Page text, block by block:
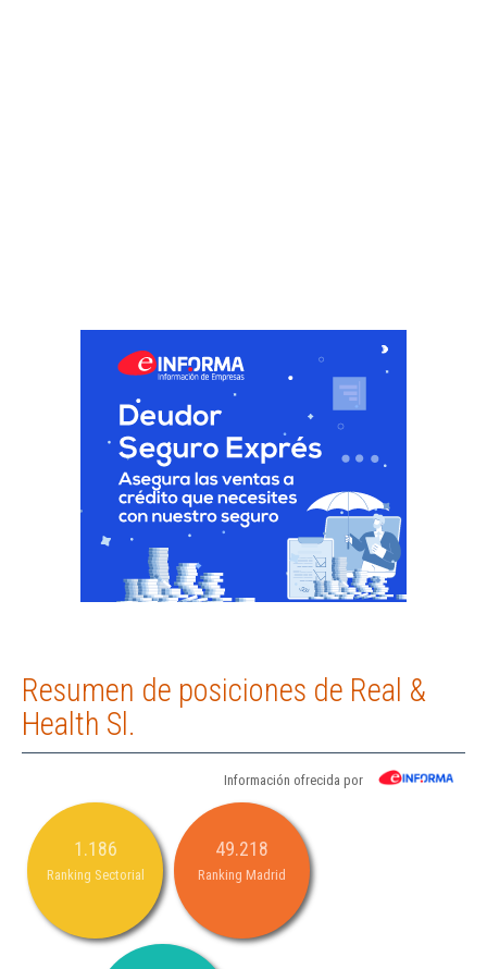
Resumen de posiciones de Real &
Health Sl.
Información ofrecida por
1.186
Ranking Sectorial
49.218
Ranking Madrid